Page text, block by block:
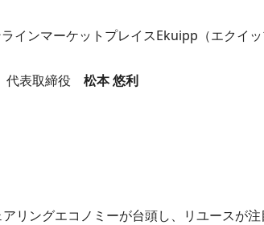
インマーケットプレイスEkuipp（エクイ
表取締役 松本 悠利
リングエコノミーが台頭し、リユースが